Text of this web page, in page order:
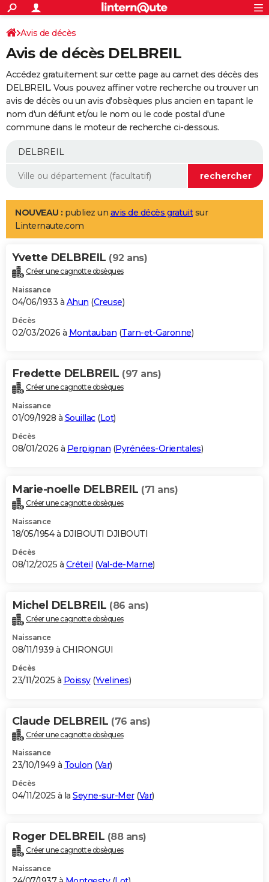
ACTUALITÉS
Politique
Société
Faits Divers
Education
Monde
Villes
+
SPORT
Coupe du monde 2026
Football
Tennis
Cyclisme
Rugby
Forum
Programme TV
TNT
Streaming
Cinéma
Sorties cinéma
Musique
+
FINANCE
Retraite
Epargne
Immobilier
Risques naturels par ville
Banque
Assurance
AUTO
Essais
Réserver un essai
Citadines
Berlines
SUV
Forum auto
+
Mobiles
Meilleur smartphone
Internet
Ordinateurs
Jeux vidéo
Guide high-tech
Aménagement intérieur
LIFESTYLE
Art de vivre
Bien-être
Loisirs
Mode
Modes de vie
Alimentation
Guide de la santé
Maladies
Médicaments
Sommeil
VOYAGE
Destinations
City break
Voyage nature
Voyage de noces
Forum
Climat
+PHOTO
GUIDES D'ACHAT
BONS PLANS
Carte de Noël
Carte Bonne année
Carte Saint-Valentin
Carte Pâques
Carte d'anniversaire
DICTIONNAIRE
Dictionnaire
Biographies
Citations
Expressions
Proverbes
PROGRAMME TV
S'inscrire
Se connecter
Lycées
Collèges
Primaires
Universités
Entreprises
Service militaire
Avis de recherche
AVIS DE DÉCÈS
Bricolage
Lifestyle
Culture
Sport
Auto
Television
Voyage
Cinema
Avis de décès
Avis de décès DELBREIL
Accédez gratuitement sur cette page au carnet des décès des
DELBREIL. Vous pouvez affiner votre recherche ou trouver un
avis de décès ou un avis d'obsèques plus ancien en tapant le
nom d'un défunt et/ou le nom ou le code postal d'une
commune dans le moteur de recherche ci-dessous.
NOUVEAU : publiez un avis de décès gratuitsur
Linternaute.com
Yvette DELBREIL (92 ans)
Créer une cagnotte obsèques
Naissance
04/06/1933 à Ahun (Creuse)
Décès
02/03/2026 à Montauban (Tarn-et-Garonne)
Fredette DELBREIL (97 ans)
Créer une cagnotte obsèques
Naissance
01/09/1928 à Souillac(Lot)
Décès
08/01/2026 à Perpignan (Pyrénées-Orientales)
Marie-noelle DELBREIL (71 ans)
Créer une cagnotte obsèques
Naissance
18/05/1954 à DJIBOUTI DJIBOUTI
Décès
08/12/2025 à Créteil (Val-de-Marne)
Michel DELBREIL (86 ans)
Créer une cagnotte obsèques
Naissance
08/11/1939 à CHIRONGUI
Décès
23/11/2025 à Poissy(Yvelines)
Claude DELBREIL (76 ans)
Créer une cagnotte obsèques
Naissance
23/10/1949 à Toulon (Var)
Décès
04/11/2025 à la Seyne-sur-Mer(Var)
Roger DELBREIL (88 ans)
Créer une cagnotte obsèques
Naissance